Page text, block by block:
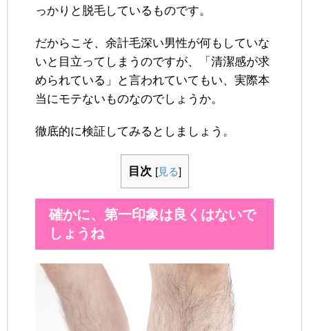
っかりと脱毛しているものです。
だからこそ、余計毛深い男性が何もしていな
いと目立ってしまうのですが、「清潔感が求
められている」と言われていてもい、実際本
当にモテないものなのでしょうか。
徹底的に検証してみるとしましょう。
目次 [見る]
確かに、第一印象は良くはないで
しょうね